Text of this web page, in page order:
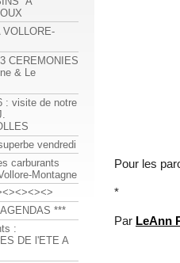
Pour les
*
Par LeAnn
VOLLORE-
CEREMONIES
& Le
: visite de notre
vendredi
carburants
Montagne
***
:
DE l'ETE A